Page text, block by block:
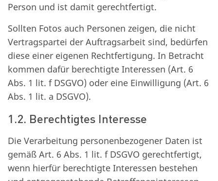
Person und ist damit gerechtfertigt.
Sollten Fotos auch Personen zeigen, die nicht
Vertragspartei der Auftragsarbeit sind, bedürfen
diese einer eigenen Rechtfertigung. In Betracht
kommen dafür berechtigte Interessen (Art. 6
Abs. 1 lit. f DSGVO) oder eine Einwilligung (Art. 6
Abs. 1 lit. a DSGVO).
1.2. Berechtigtes Interesse
Die Verarbeitung personenbezogener Daten ist
gemäß Art. 6 Abs. 1 lit. f DSGVO gerechtfertigt,
wenn hierfür berechtigte Interessen bestehen